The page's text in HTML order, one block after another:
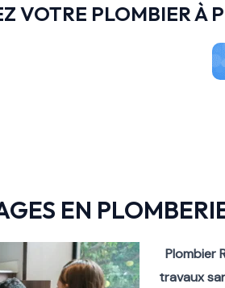
VOTRE PLOMBIER À
EN
Plombier
travaux